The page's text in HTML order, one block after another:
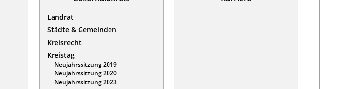
Landrat
Städte & Gemeinden
Kreisrecht
Kreistag
Neujahrssitzung 2019
Neujahrssitzung 2020
Neujahrssitzung 2023